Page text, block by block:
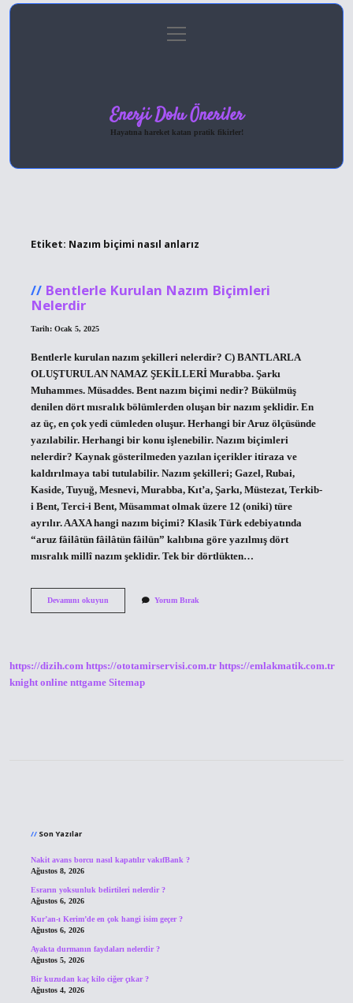
Gizlilik Politikası
menüyü
aç
Enerji Dolu Öneriler
Hayatına hareket katan pratik fikirler!
Etiket: Nazım biçimi nasıl anlarız
Bentlerle Kurulan Nazım Biçimleri
Nelerdir
Tarih: Ocak 5, 2025
Bentlerle kurulan nazım şekilleri nelerdir? C) BANTLARLA
OLUŞTURULAN NAMAZ ŞEKİLLERİ Murabba. Şarkı
Muhammes. Müsaddes. Bent nazım biçimi nedir? Bükülmüş
denilen dört mısralık bölümlerden oluşan bir nazım şeklidir. En
az üç, en çok yedi cümleden oluşur. Herhangi bir Aruz ölçüsünde
yazılabilir. Herhangi bir konu işlenebilir. Nazım biçimleri
nelerdir? Kaynak gösterilmeden yazılan içerikler itiraza ve
kaldırılmaya tabi tutulabilir. Nazım şekilleri; Gazel, Rubai,
Kaside, Tuyuğ, Mesnevi, Murabba, Kıt’a, Şarkı, Müstezat, Terkib-
i Bent, Terci-i Bent, Müsammat olmak üzere 12 (oniki) türe
ayrılır. AAXA hangi nazım biçimi? Klasik Türk edebiyatında
“aruz fâilâtün fâilâtün fâilün” kalıbına göre yazılmış dört
mısralık millî nazım şeklidir. Tek bir dörtlükten…
Devamını okuyunBentlerle
Yorum Bırak
https://dizih.com https://ototamirservisi.com.tr https://emlakmatik.com.tr
knight online nttgame Sitemap
Son Yazılar
Nakit avans borcu nasıl kapatılır vakıfBank ?
Ağustos 8, 2026
Esrarın yoksunluk belirtileri nelerdir ?
Ağustos 6, 2026
Kur’an-ı Kerim’de en çok hangi isim geçer ?
Ağustos 6, 2026
Ayakta durmanın faydaları nelerdir ?
Ağustos 5, 2026
Bir kuzudan kaç kilo ciğer çıkar ?
Ağustos 4, 2026